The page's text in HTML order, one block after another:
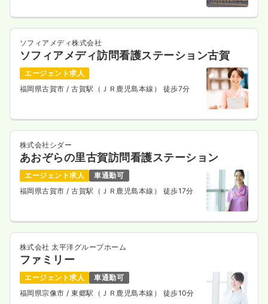
ソフィアメディ株式会社
ソフィアメディ訪問看護ステーション古賀
エージェント求人
福岡県古賀市/ 古賀駅（ＪＲ鹿児島本線） 徒歩7分
株式会社シダー
あおぞらの里古賀訪問看護ステーション
エージェント求人
車通勤可
福岡県古賀市/ 古賀駅（ＪＲ鹿児島本線） 徒歩17分
株式会社 太平洋グループホーム
ファミリー
エージェント求人
車通勤可
福岡県宗像市/ 東郷駅（ＪＲ鹿児島本線） 徒歩10分